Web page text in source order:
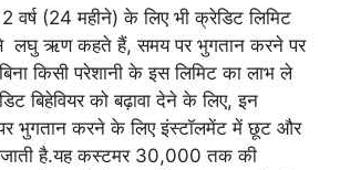
वर्ष (24 महीने) के लिए भी क्रेडिट लिमिट
लघु ऋण कहते हैं, समय पर भुगतान करने पर
किसी परेशानी के इस लिमिट का लाभ ले
बिहेवियर को बढ़ावा देने के लिए, इन
भुगतान करने के लिए इंस्टॉलमेंट में छूट और
जाती है.यह कस्टमर 30,000 तक की